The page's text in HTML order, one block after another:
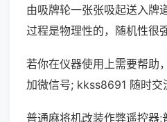
由吸牌轮一张张吸起送入牌
过程是物理性的，随机性很强
若你在仪器使用上需要帮助
加微信号; kkss8691 随时交
普通麻将机改装作弊遥控器